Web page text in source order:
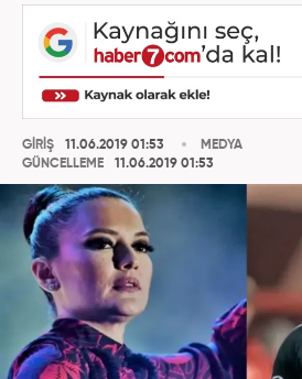
GİRİŞ
11.06.2019 01:53
GÜNCELLEME
11.06.2019 01:53
MEDYA